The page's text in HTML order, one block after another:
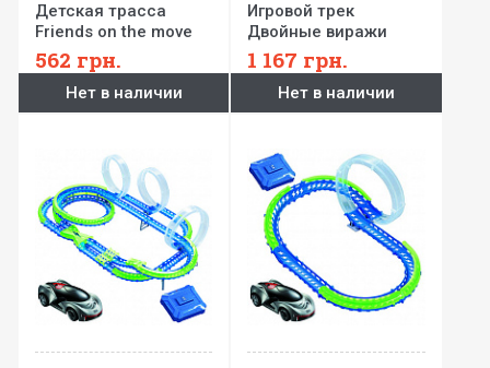
Детская трасса
Friends on the move
4,3 м Wader
562 грн.
Нет в наличии
Игровой трек
Двойные виражи
серии Wave Racers
(трек 3 петли, 1
сенсорные модели,
заряд. устройство)
1 167 грн.
Нет в наличии